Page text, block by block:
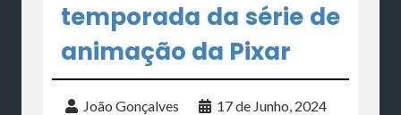
temporada da série de
animação da Pixar
João Gonçalves 17 de Junho, 2024